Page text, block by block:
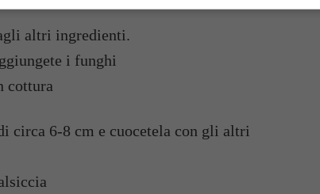
altri ingredienti.
circa 6-8 cm e cuocetela con gli altri